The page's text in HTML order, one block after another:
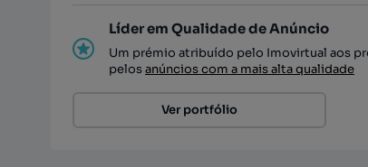
Líder em Qualidade de Anúncio
Um prémio atribuído pelo Imovirtual aos
pelosanúncios com a mais alta qualidade
Ver portfólio